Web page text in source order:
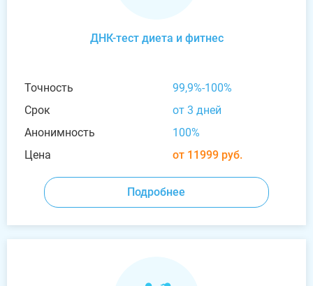
ДНК-тест диета и фитнес
Точность
99,9%-100%
Срок
от 3 дней
Анонимность
100%
Цена
от 11999 руб.
Подробнее